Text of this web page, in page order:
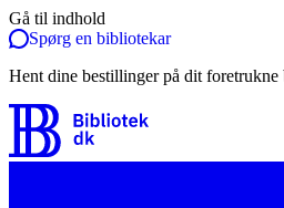
Gå til indhold
Spørg en bibliotekar
Hent dine bestillinger på dit